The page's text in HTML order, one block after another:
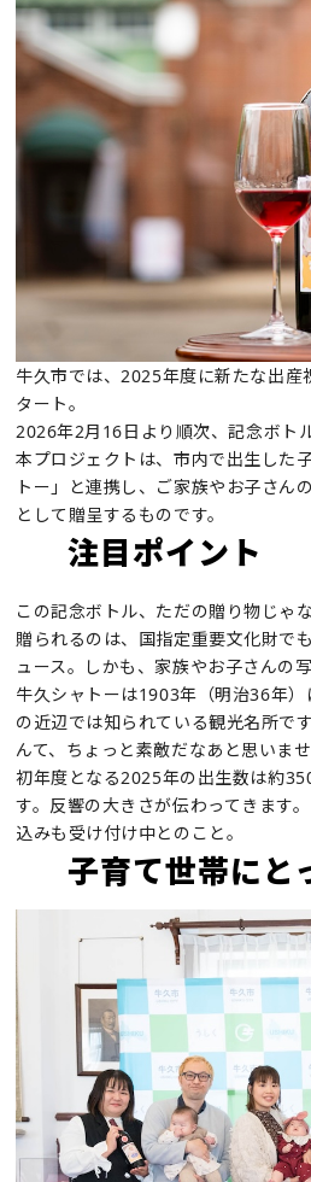
牛久市では、2025年度に新たな出
タート。
2026年2月16日より順次、記念ボト
本プロジェクトは、市内で出生した
トー」と連携し、ご家族やお子さん
として贈呈するものです。
注目ポイント
この記念ボトル、ただの贈り物じゃ
贈られるのは、国指定重要文化財で
ュース。しかも、家族やお子さんの
牛久シャトーは1903年（明治36年
の近辺では知られている観光名所で
んて、ちょっと素敵だなあと思いませ
初年度となる2025年の出生数は約
す。反響の大きさが伝わってきます
込みも受け付け中とのこと。
子育て世帯にと